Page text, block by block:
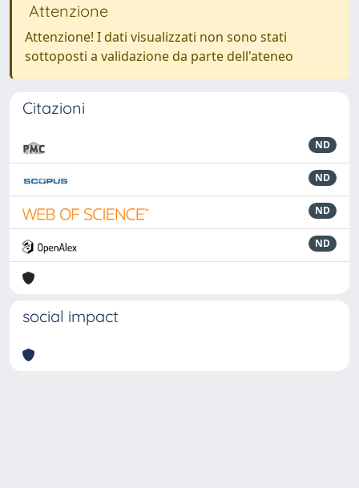
Attenzione
Attenzione! I dati visualizzati non sono stati
sottoposti a validazione da parte dell'ateneo
Citazioni
ND
ND
ND
ND
social impact